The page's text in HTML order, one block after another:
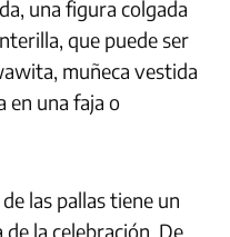
una figura colgada
que puede ser
muñeca vestida
en una faja o
las pallas tiene un
la celebración. De